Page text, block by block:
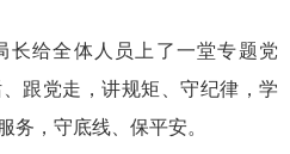
长给全体人员上了一堂专题党
跟党走，讲规矩、守纪律，学
务，守底线、保平安。